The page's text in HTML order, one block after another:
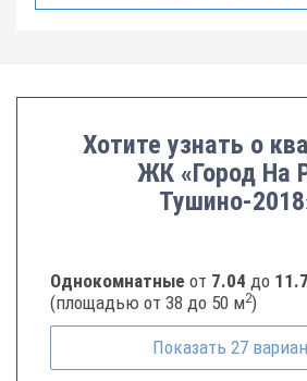
Хотите узнать о
ЖК «Город На
Тушино-
Однокомнатные от 7.04 до
(площадью от 38 до 50 м2)
Показать 27